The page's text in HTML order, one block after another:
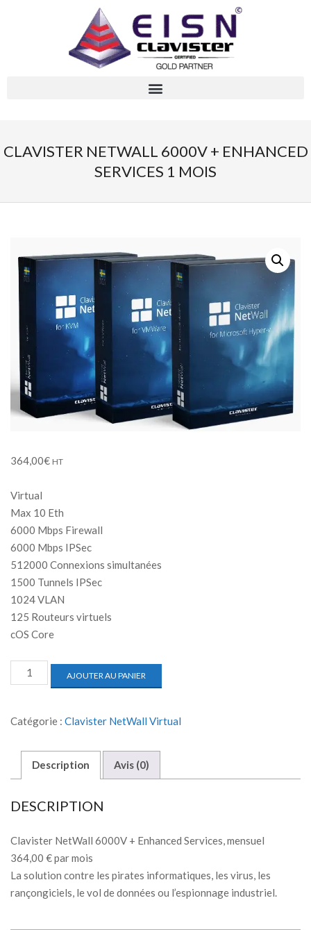
CLAVISTER NETWALL 6000V + ENHANCED
SERVICES 1 MOIS
364,00€ HT
Virtual
Max 10 Eth
6000 Mbps Firewall
6000 Mbps IPSec
512000 Connexions simultanées
1500 Tunnels IPSec
1024 VLAN
125 Routeurs virtuels
cOS Core
AJOUTER AU PANIER
Catégorie : Clavister NetWall Virtual
Description Avis (0)
DESCRIPTION
Clavister NetWall 6000V + Enhanced Services, mensuel
364,00 € par mois
La solution contre les pirates informatiques, les virus, les
rançongiciels, le vol de données ou l’espionnage industriel.